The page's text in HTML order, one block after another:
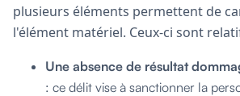
plusieurs éléments permettent de
l'élément matériel. Ceux-ci sont
Une absence de résultat
: ce délit vise à sanctionner la